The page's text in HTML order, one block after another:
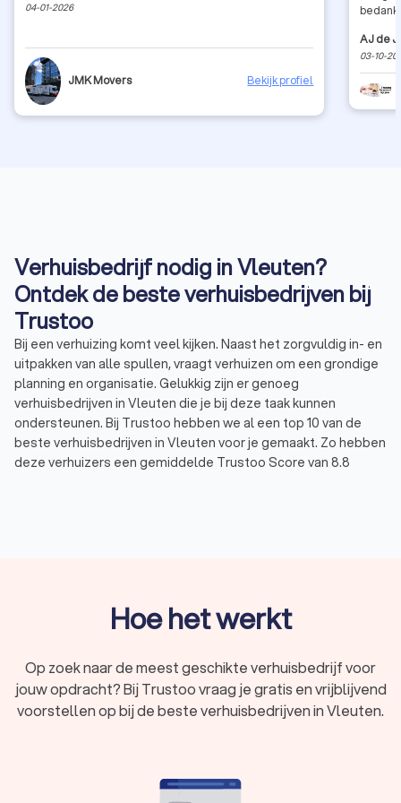
04-01-2026
JMK Movers Bekijk profiel
AJ de
03-10-
Verhuisbedrijf nodig in Vleuten?
Ontdek de beste verhuisbedrijven bij
Trustoo
Bij een verhuizing komt veel kijken. Naast het zorgvuldig in- en
uitpakken van alle spullen, vraagt verhuizen om een grondige
planning en organisatie. Gelukkig zijn er genoeg
verhuisbedrijven in Vleuten die je bij deze taak kunnen
ondersteunen. Bij Trustoo hebben we al een top 10 van de
beste verhuisbedrijven in Vleuten voor je gemaakt. Zo hebben
deze verhuizers een gemiddelde Trustoo Score van 8.8
Wat brengt een professioneel verhuisbedrijf
jou?
Professionele verhuizers in Vleuten hebben jarenlange
Met hun ervaring kunnen ze problemen voorkomen en snel
Hoe het werkt
Op zoek naar de meest geschikte verhuisbedrijf voor
jouw opdracht? Bij Trustoo vraag je gratis en vrijblijvend
voorstellen op bij de beste verhuisbedrijven in Vleuten.